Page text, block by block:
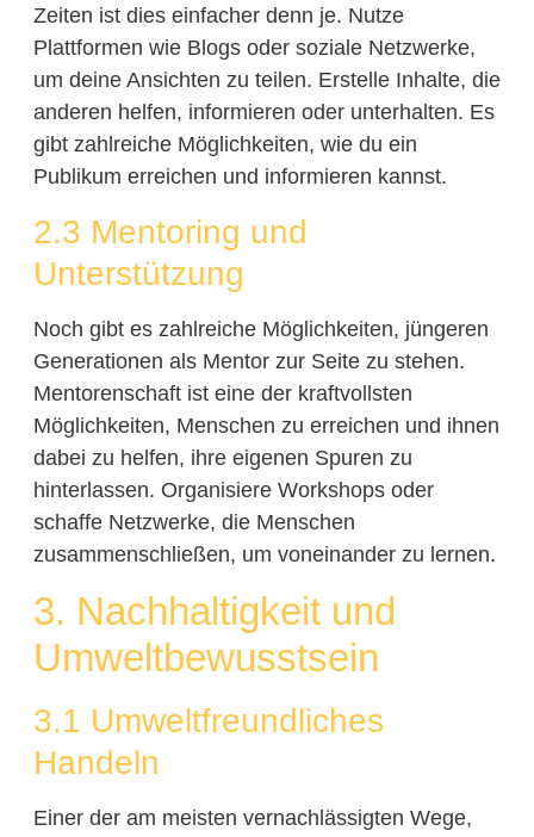
Zeiten ist dies einfacher denn je. Nutze
Plattformen wie Blogs oder soziale Netzwerke,
um deine Ansichten zu teilen. Erstelle Inhalte, die
anderen helfen, informieren oder unterhalten. Es
gibt zahlreiche Möglichkeiten, wie du ein
Publikum erreichen und informieren kannst.
2.3 Mentoring und
Unterstützung
Noch gibt es zahlreiche Möglichkeiten, jüngeren
Generationen als Mentor zur Seite zu stehen.
Mentorenschaft ist eine der kraftvollsten
Möglichkeiten, Menschen zu erreichen und ihnen
dabei zu helfen, ihre eigenen Spuren zu
hinterlassen. Organisiere Workshops oder
schaffe Netzwerke, die Menschen
zusammenschließen, um voneinander zu lernen.
3. Nachhaltigkeit und
Umweltbewusstsein
3.1 Umweltfreundliches
Handeln
Einer der am meisten vernachlässigten Wege,